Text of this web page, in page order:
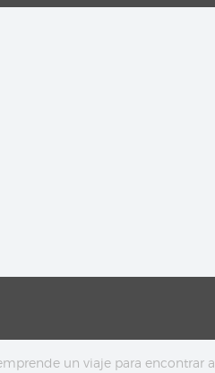
un viaje para encontrar a